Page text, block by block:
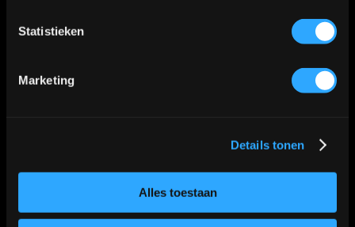
Statistieken
Marketing
Details tonen
Alles toestaan
Kaart